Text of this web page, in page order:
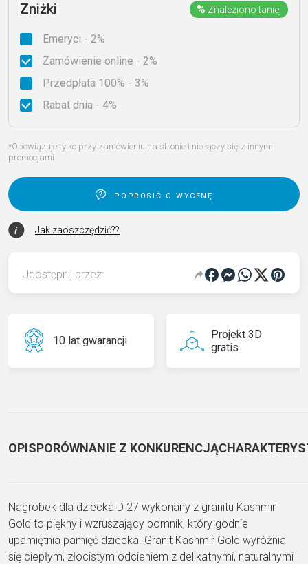
Zniżki % Znaleziono taniej
Emeryci - 2%
Zamówienie online - 2%
Przedpłata 100% - 3%
Rabat dnia - 4%
*Obowiązuje tylko przy zamówieniu na stronie i nie łączy się z innymi
promocjami
poprosić o wycenę
Jak zaoszczędzić??
Udostępnij przez:
10 lat gwarancji
Projekt 3D
gratis
OPISPORÓWNANIE Z KONKURENCJĄ
Nagrobek dla dziecka D 27 wykonany z granitu Kashmir
Gold to piękny i wzruszający pomnik, który godnie
upamiętnia pamięć dziecka. Granit Kashmir Gold wyróżnia
się ciepłym, złocistym odcieniem z delikatnymi, naturalnymi